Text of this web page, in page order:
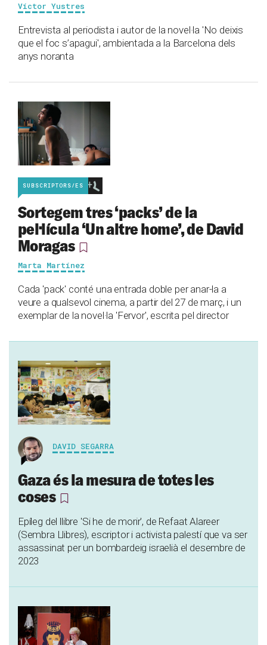
Víctor Yustres
Entrevista al periodista i autor de la novel·la 'No deixis
que el foc s’apagui', ambientada a la Barcelona dels
anys noranta
SUBSCRIPTORS/ES
Sortegem tres ‘packs’ de la
pel·lícula ‘Un altre home’, de David
Moragas
Marta Martínez
Cada 'pack' conté una entrada doble per anar-la a
veure a qualsevol cinema, a partir del 27 de març, i un
exemplar de la novel·la 'Fervor', escrita pel director
DAVID SEGARRA
Gaza és la mesura de totes les
coses
Epíleg del llibre 'Si he de morir', de Refaat Alareer
(Sembra Llibres), escriptor i activista palestí que va ser
assassinat per un bombardeig israelià el desembre de
2023